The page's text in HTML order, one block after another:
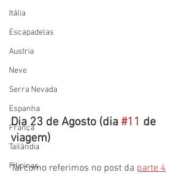
Itália
Escapadelas
Austria
Neve
Serra Nevada
Espanha
França
Tailândia
Filipinas
Dia 23 de Agosto (dia #11 de
viagem)
Tal como referimos no post da parte 4